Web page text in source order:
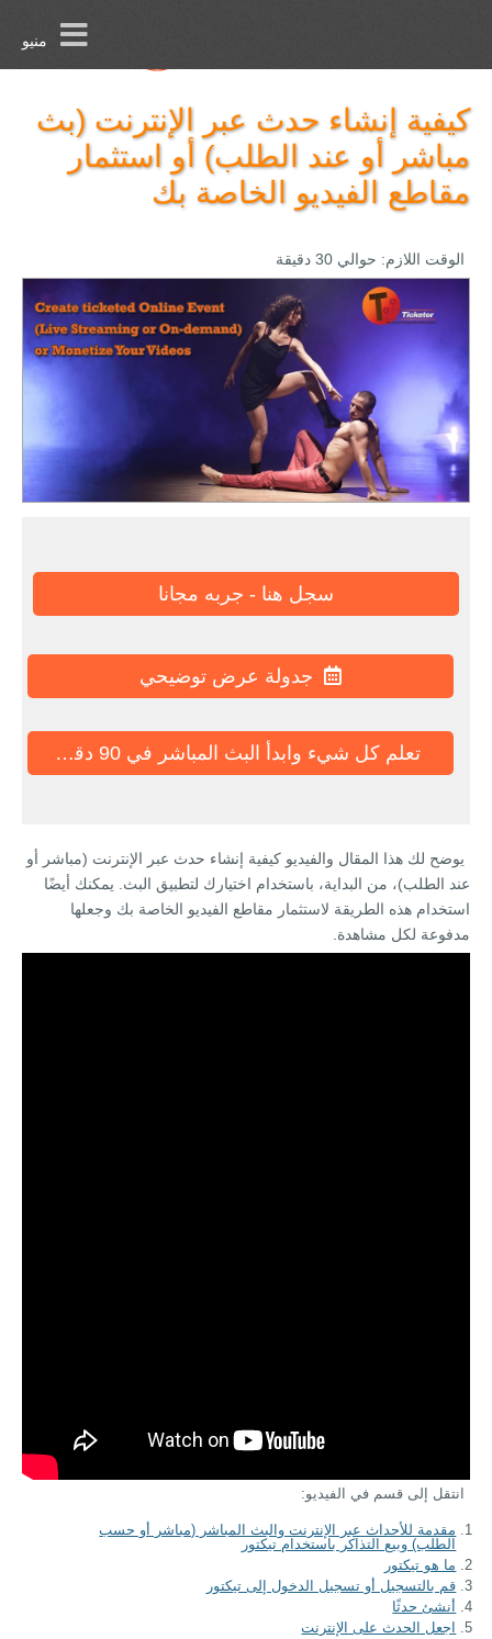
منيو
كيفية إنشاء حدث عبر الإنترنت (بث
مباشر أو عند الطلب) أو استثمار
مقاطع الفيديو الخاصة بك
الوقت اللازم: حوالي 30 دقيقة
سجل هنا - جربه مجانا
جدولة عرض توضيحي
تعلم كل شيء وابدأ البث المباشر في 90 دقيقة
يوضح لك هذا المقال والفيديو كيفية إنشاء حدث عبر الإنترنت (مباشر أو
عند الطلب)، من البداية، باستخدام اختيارك لتطبيق البث. يمكنك أيضًا
استخدام هذه الطريقة لاستثمار مقاطع الفيديو الخاصة بك وجعلها
مدفوعة لكل مشاهدة.
انتقل إلى قسم في الفيديو:
مقدمة للأحداث عبر الإنترنت والبث المباشر (مباشر أو حسب
الطلب) وبيع التذاكر باستخدام تيكتور
ما هو تيكتور
قم بالتسجيل أو تسجيل الدخول إلى تيكتور
أنشئ حدثًا
اجعل الحدث على الإنترنت